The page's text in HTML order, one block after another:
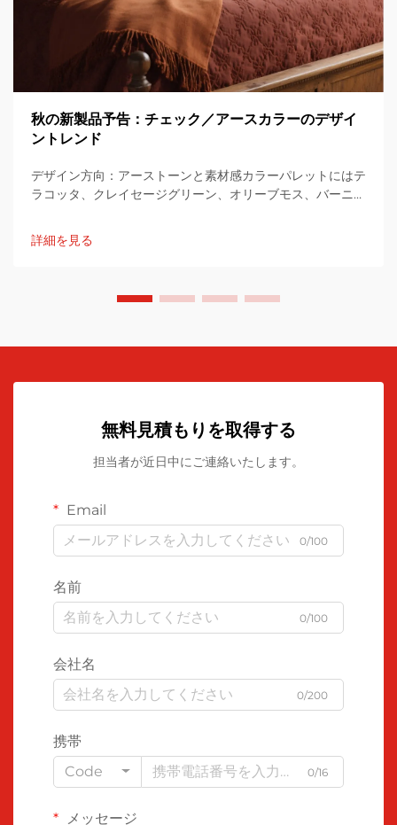
秋の新製品予告：チェック／アースカラーのデザイ
ントレンド
デザイン方向：アーストーンと素材感カラーパレットにはテ
ラコッタ、クレイセージグリーン、オリーブモス、バーニッ
温かみのあるアーストーンに、サンライズペーチ、マットゴ
ールド、ディープネイビー、フォレストグリーンなどのアク
詳細を見る
無料見積もりを取得する
担当者が近日中にご連絡いたします。
Email
0/100
名前
0/100
会社名
0/200
携帯
Code
0/16
メッセージ